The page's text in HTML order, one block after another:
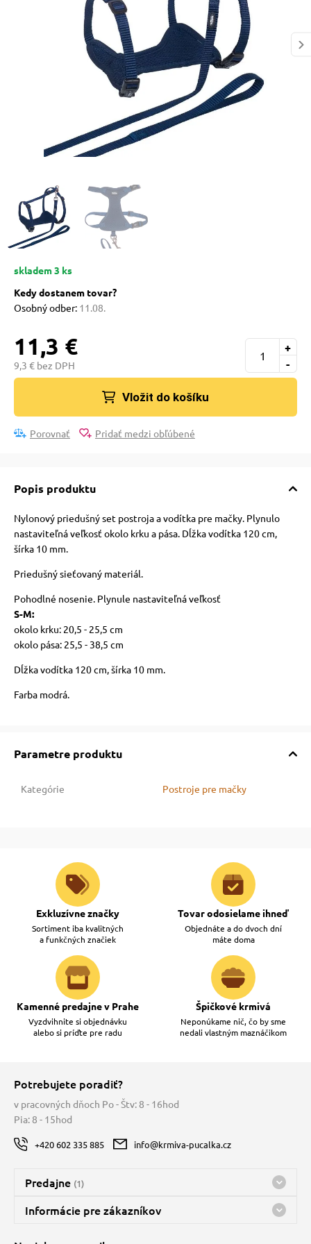
psov
pre psov
ohlávky
psov
so psom
poukazy
skladem 3 ks
Kedy dostanem tovar?
Osobný odber: 11.08.
11,3 €
9,3 € bez DPH -
+
Vložit do košíku
Porovnať Pridať medzi obľúbené
Popis produktu
Nylonový priedušný set postroja a vodítka pre mačky. Plynulo
nastaviteľná veľkosť okolo krku a pása. Dĺžka vodítka 120 cm,
šírka 10 mm.
Priedušný sieťovaný materiál.
Pohodlné nosenie. Plynule nastaviteľná veľkosť
S-M:
okolo krku: 20,5 - 25,5 cm
okolo pása: 25,5 - 38,5 cm
Dĺžka vodítka 120 cm, šírka 10 mm.
Farba modrá.
Parametre produktu
Kategórie Postroje pre mačky
Exkluzívne značky
Sortiment iba kvalitných
a funkčných značiek
Tovar odosielame ihneď
Objednáte a do dvoch dní
máte doma
Kamenné predajne v Prahe
Vyzdvihnite si objednávku
alebo si príďte pre radu
Špičkové krmivá
Neponúkame nič, čo by sme
nedali vlastným maznáčikom
Potrebujete poradiť?
v pracovných dňoch Po - Štv: 8 - 16hod
Pia: 8 - 15hod
+420 602 335 885 info@krmiva-pucalka.cz
Predajne (1)
Predajňa a sklad Kbely
Bohužiaľ, momentálne máme zatvorené
Informácie pre zákazníkov